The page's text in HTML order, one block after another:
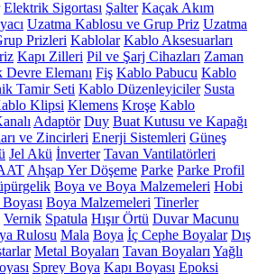
Elektrik Sigortası Şalter Kaçak Akım
Uzatma Kablosu ve Grup Priz Uzatma
Prizleri Kablolar Kablo Aksesuarları
Kapı Zilleri Pil ve Şarj Cihazları Zaman
Elemanı Fiş Kablo Pabucu Kablo
Tamir Seti Kablo Düzenleyiciler Susta
Klipsi Klemens Kroşe Kablo
Adaptör Duy Buat Kutusu ve Kapağı
ve Zincirleri Enerji Sistemleri Güneş
Jel Akü İnverter Tavan Vantilatörleri
Ahşap Yer Döşeme Parke Parke Profil
Boya ve Boya Malzemeleri Hobi
Boya Malzemeleri Tinerler
Vernik Spatula Hışır Örtü Duvar Macunu
Rulosu Mala Boya İç Cephe Boyalar Dış
Metal Boyaları Tavan Boyaları Yağlı
Sprey Boya Kapı Boyası Epoksi